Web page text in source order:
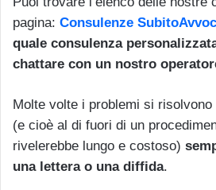
pagina: Consulenze
quale consulenza
chattare con un nostro
Molte volte i problemi si
(e cioè al di fuori di un
rivelerebbe lungo e costoso)
una lettera o una diffida.